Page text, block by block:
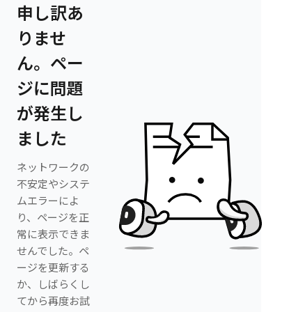
申し訳あ
りませ
ん。ペー
ジに問題
が発生し
ました
ネットワークの
不安定やシステ
ムエラーによ
り、ページを正
常に表示できま
せんでした。ペ
ージを更新する
か、しばらくし
てから再度お試